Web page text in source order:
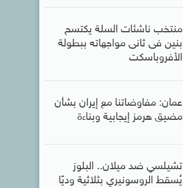
منتخب ناشئات السلة يكتسح
بنين فى ثانى مواجهاته ببطولة
الأفروباسكت
عمان: مفاوضاتنا مع إيران بشأن
مضيق هرمز إيجابية وبناءة
تشيلسي ضد ميلان.. البلوز
يُسقط الروسونيري بثلاثية وديًا